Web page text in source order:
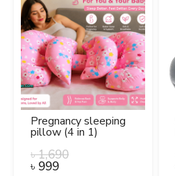
Pregnancy sleeping
pillow (4 in 1)
৳1,690
৳ 999